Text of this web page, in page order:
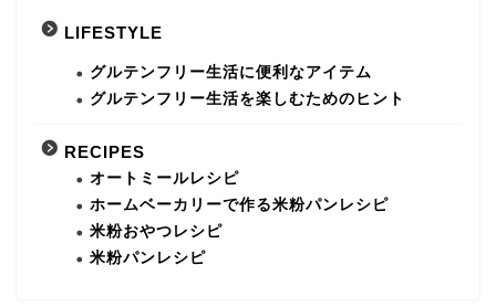
LIFESTYLE
グルテンフリー生活に便利なアイテム
グルテンフリー生活を楽しむためのヒント
RECIPES
オートミールレシピ
ホームベーカリーで作る米粉パンレシピ
米粉おやつレシピ
米粉パンレシピ